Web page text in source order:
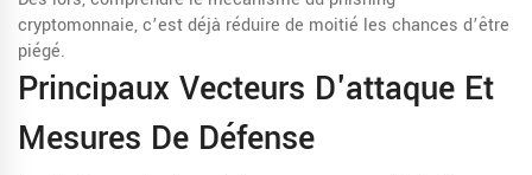
cryptomonnaie, c’est déjà réduire de moitié les chances d’être
piégé.
Principaux Vecteurs D'attaque Et
Mesures De Défense